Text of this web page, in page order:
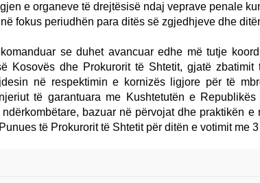
e organeve të drejtësisë ndaj veprave penale
fokus periudhën para ditës së zgjedhjeve dhe
se duhet avancuar edhe më tutje
Kosovës dhe Prokurorit të Shtetit, gjatë zbatimit
në respektimin e kornizës ligjore për të
të garantuara me Kushtetutën e
ndërkombëtare, bazuar në përvojat dhe praktikën e
të Prokurorit të Shtetit për ditën e votimit me